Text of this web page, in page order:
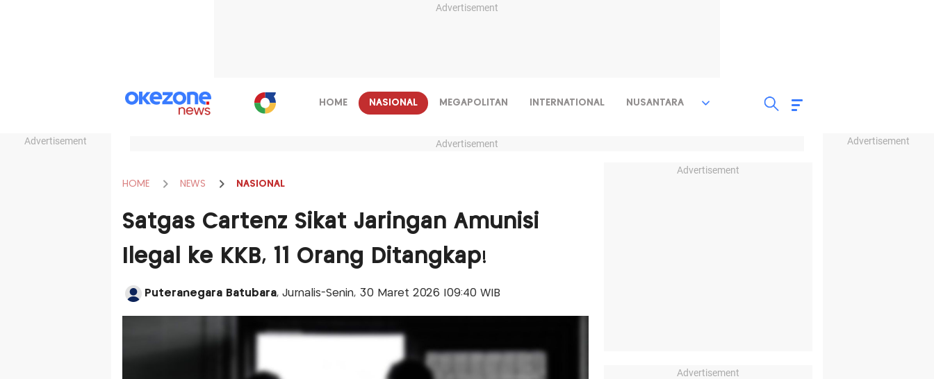
Advertisement
Advertisement Advertisement
HOME NASIONAL MEGAPOLITAN INTERNATIONAL NUSANTARA
Advertisement
HOME NEWS NASIONAL
Satgas Cartenz Sikat Jaringan Amunisi
Ilegal ke KKB, 11 Orang Ditangkap!
Puteranegara Batubara, Jurnalis-Senin, 30 Maret 2026 |09:40 WIB
Advertisement
Advertisement